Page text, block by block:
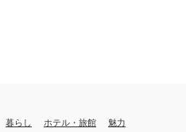
暮らし ホテル・旅館 魅力